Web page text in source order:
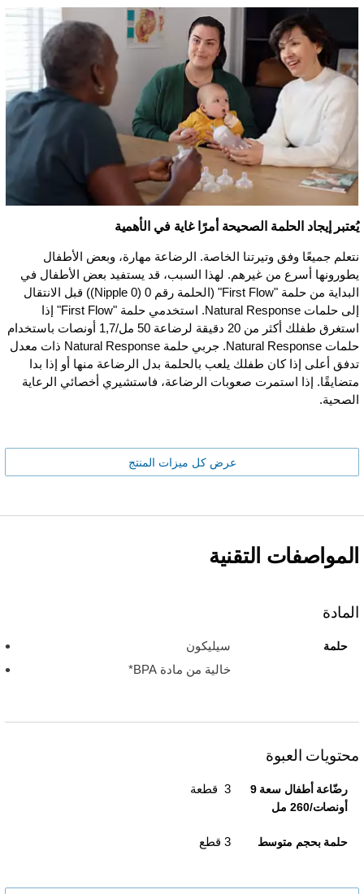
يُعتبر إيجاد الحلمة الصحيحة أمرًا غاية في الأهمية
نتعلم جميعًا وفق وتيرتنا الخاصة. الرضاعة مهارة، وبعض الأطفال
يطورونها أسرع من غيرهم. لهذا السبب، قد يستفيد بعض الأطفال في
البداية من حلمة "First Flow" (الحلمة رقم 0 (Nipple 0)) قبل الانتقال
إلى حلمات Natural Response. استخدمي حلمة "First Flow" إذا
استغرق طفلك أكثر من 20 دقيقة لرضاعة 50 مل/1,7 أونصات باستخدام
حلمات Natural Response. جربي حلمة Natural Response ذات معدل
تد­­فق أ­على إذا كان طفلك يلعب بالحلمة بدل الرضاعة منها أو إذا بدا
متضايقًا. إذا استمرت صعوبات الرضاعة، فاستشيري أخصائي الرعاية
الصحية.
عرض كل ميزات المنتج
المواصفات التقنية
المادة
حلمة
سيليكون
خالية من مادة BPA*
محتويات العبوة
رضّاعة أطفال سعة 9
أونصات/260 مل
3 قطعة
حلمة بحجم متوسط 3 قطع